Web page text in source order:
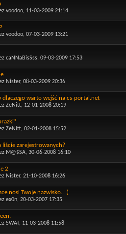
voodoo, 11-03-2009 21:14
voodoo, 07-03-2009 13:21
caNNaBisSss, 09-03-2009 17:53
Nister, 08-03-2009 20:36
warto wejść na cs-portal.net
ZeNitt, 12-01-2008 20:19
ZeNitt, 02-01-2008 15:52
liście zarejestrowanych?
M@$SA, 30-06-2008 16:10
2
Nister, 21-10-2008 16:26
nosi Twoje nazwisko.. :)
ex0n, 20-03-2007 17:35
SWAT , 11-03-2008 11:58